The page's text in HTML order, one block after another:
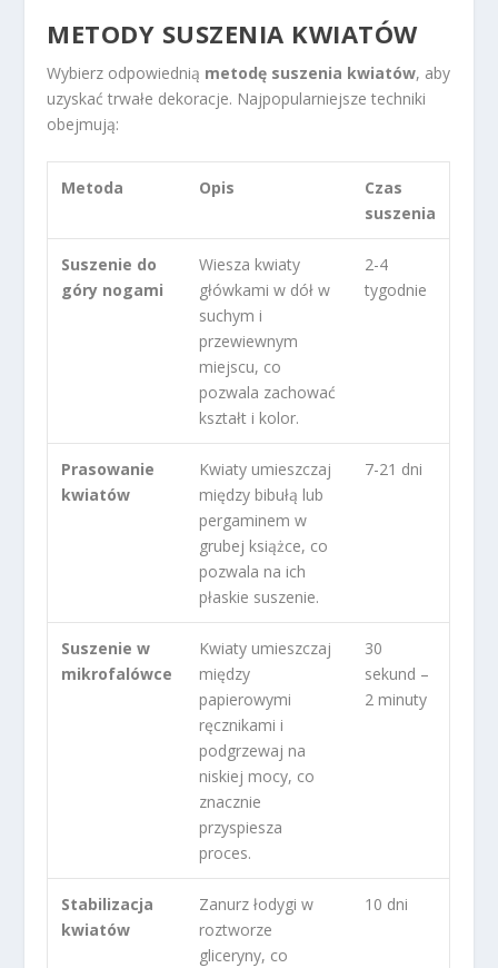
METODY SUSZENIA KWIATÓW
Wybierz odpowiednią metodę suszenia kwiatów, aby
uzyskać trwałe dekoracje. Najpopularniejsze techniki
obejmują:
Metoda Opis
Czas
suszenia
Suszenie do
góry nogami
Wiesza kwiaty
główkami w dół w
suchym i
przewiewnym
miejscu, co
pozwala zachować
kształt i kolor.
2-4
tygodnie
Prasowanie
kwiatów
Kwiaty umieszczaj
między bibułą lub
pergaminem w
grubej książce, co
pozwala na ich
płaskie suszenie.
7-21 dni
Suszenie w
mikrofalówce
Kwiaty umieszczaj
między
papierowymi
ręcznikami i
podgrzewaj na
niskiej mocy, co
znacznie
przyspiesza
proces.
30
sekund –
2 minuty
Stabilizacja
kwiatów
Zanurz łodygi w
roztworze
gliceryny, co
10 dni